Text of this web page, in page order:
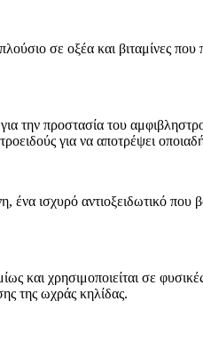
σε οξέα και βιταμίνες
για την προστασία του
για να αποτρέψει
ένα ισχυρό αντιοξειδωτικό
και χρησιμοποιείται σε
της ωχράς κηλίδας.